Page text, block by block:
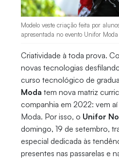
Modelo veste criação feita por
apresentada no evento Unifor
Criatividade à toda prova.
novas tecnologias
curso tecnológico de
Moda tem nova matriz
companhia em 2022: vem
Moda. Por isso, o Unifor
domingo, 19 de setembro,
especial dedicada às
presentes nas passarelas e